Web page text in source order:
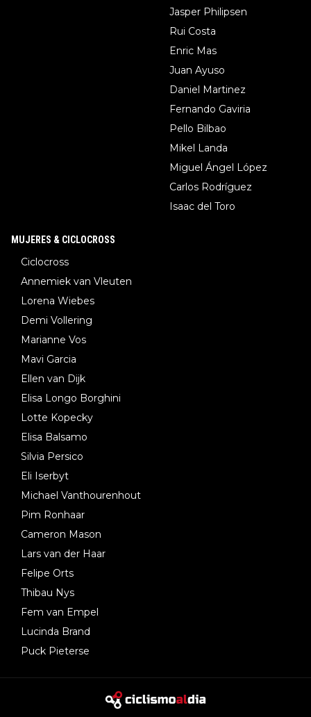
Jasper Philipsen
Rui Costa
Enric Mas
Juan Ayuso
Daniel Martinez
Fernando Gaviria
Pello Bilbao
Mikel Landa
Miguel Ángel López
Carlos Rodríguez
Isaac del Toro
MUJERES & CICLOCROSS
Ciclocross
Annemiek van Vleuten
Lorena Wiebes
Demi Vollering
Marianne Vos
Mavi Garcia
Ellen van Dijk
Elisa Longo Borghini
Lotte Kopecky
Elisa Balsamo
Silvia Persico
Eli Iserbyt
Michael Vanthourenhout
Pim Ronhaar
Cameron Mason
Lars van der Haar
Felipe Orts
Thibau Nys
Fem van Empel
Lucinda Brand
Puck Pieterse